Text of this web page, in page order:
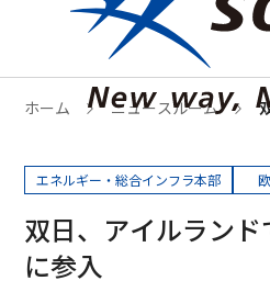
ホーム ニュースルーム
エネルギー・総合インフラ本部
双日、アイルラン
に参入